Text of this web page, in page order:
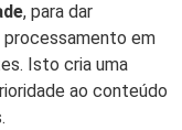
, para dar
processamento em
Isto cria uma
ao conteúdo